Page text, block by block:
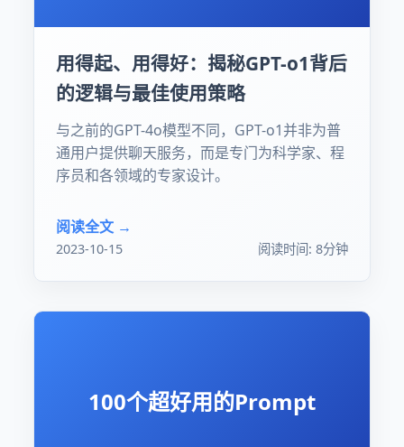
用得起、用得好：揭秘GPT-o1背后
的逻辑与最佳使用策略
与之前的GPT-4o模型不同，GPT-o1并非为普
通用户提供聊天服务，而是专门为科学家、程
序员和各领域的专家设计。
阅读全文 →
2023-10-15 阅读时间: 8分钟
100个超好用的Prompt